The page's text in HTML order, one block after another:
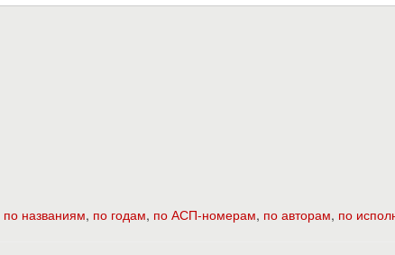
по названиям, по годам, по АСП-номерам, по авторам, по